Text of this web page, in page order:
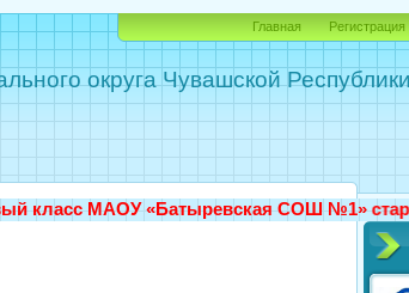
округа Чувашской
Главная Регистрация
«Батыревская СОШ №1» стартует с 28